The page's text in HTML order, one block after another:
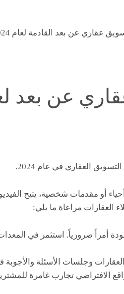
العقاري في عام 2024.
أو مقدمات شخصية، يتيح
العقارات مراعاة ما يلي:
أمراً ضرورياً. استثمر في
وجلسات الأسئلة والأجوبة
الافتراضي تجارب غامرة